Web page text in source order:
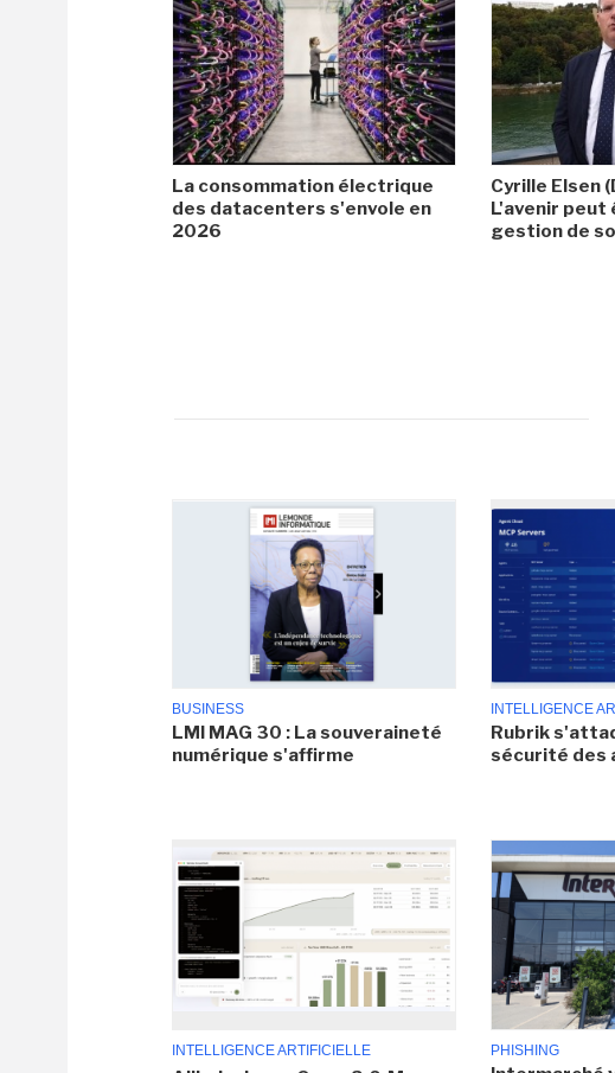
La consommation électrique
des datacenters s'envole en
2026
Cyrille Elsen
L'avenir peut
gestion de
BUSINESS
LMI MAG 30 : La souveraineté
numérique s'affirme
INTELLIGENCE
Rubrik
sécurité des
INTELLIGENCE ARTIFICIELLE PHISHING